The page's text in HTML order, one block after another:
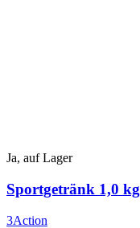
Ja, auf Lager
Sportgetränk 1,0 kg
3Action